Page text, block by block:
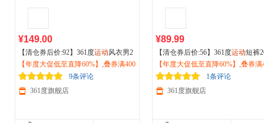
¥149.00
【清仓券后价:92】361度运动风衣男2
026秋冬季运动立领夹克男子户外登山
徒步防风外套 652534603V
【年度大促低至直降60%】,叠券满400
减150/600减230,立即抢购！
9条评论
361度旗舰店
¥89.99
【清仓券后价:56】361度运动短裤
6夏季新款男子针织短裤透气网眼
裤户外跑步裤652621703
【年度大促低至直降60%】,叠券满
减150/600减230,立即抢购！
1条评论
361度旗舰店